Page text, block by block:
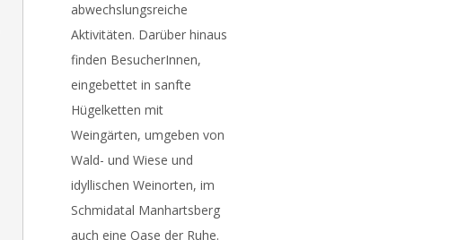
abwechslungsreiche
Aktivitäten. Darüber hinaus
finden BesucherInnen,
eingebettet in sanfte
Hügelketten mit
Weingärten, umgeben von
Wald- und Wiese und
idyllischen Weinorten, im
Schmidatal Manhartsberg
auch eine Oase der Ruhe.